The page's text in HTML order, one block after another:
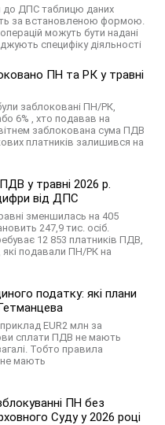
до ДПС таблицю даних
за встановленою формою.
можуть бути надані
специфіку діяльності
ПН та РК у травні
заблоковані ПН/РК,
6% , хто подавав на
заблокована сума ПДВ
платників залишився на
у травні 2026 р.
від ДПС
зменшилась на 405
247,9 тис. осіб.
12 853 платників ПДВ,
які подавали ПН/РК на
податку: які плани
EUR2 млн за
сплати ПДВ не мають
Тобто правила
мають
ПН без
Суду у 2026 році